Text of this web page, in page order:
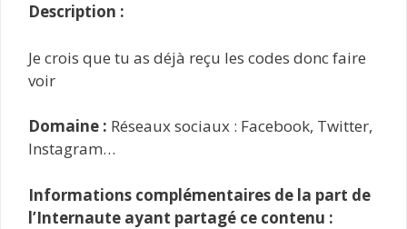
Description :
Je crois que tu as déjà reçu les codes donc faire
voir
Domaine : Réseaux sociaux : Facebook, Twitter,
Instagram…
Informations complémentaires de la part de
l’Internaute ayant partagé ce contenu :